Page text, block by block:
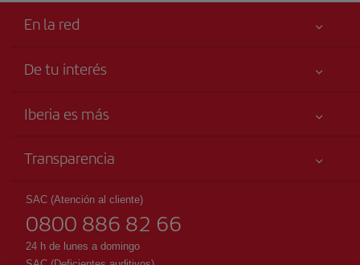
En la red
De tu interés
Accesibilidad
Mapa del sitio
Sostenibilidad
Iberia es más
Grupo Iberia
Accionistas e Inversores
Nuestras Alianzas
British Airways
Transparencia
Condiciones Generales del Iberia Club
SAC (Atención al cliente)
0800 886 82 66
24 h de lunes a domingo